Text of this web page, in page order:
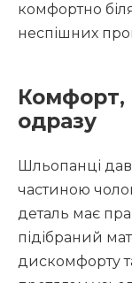
комфортно
неспішних
Комфорт,
одразу
Шльопанці
частиною
деталь має
підібраний
дискомфорту